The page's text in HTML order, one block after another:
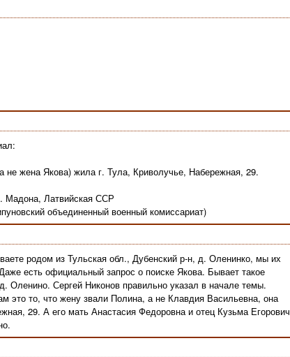
жена Якова) жила г. Тула, Криволучье, Набережная, 29.
Мадона, Латвийская ССР
объединенный военный комиссариат)
родом из Тульская обл., Дубенский р-н, д. Оленинко, мы их
есть официальный запрос о поиске Якова. Бывает такое
Оленино. Сергей Никонов правильно указал в начале темы.
это то, что жену звали Полина, а не Клавдия Васильевна, она
29. А его мать Анастасия Федоровна и отец Кузьма Егорович